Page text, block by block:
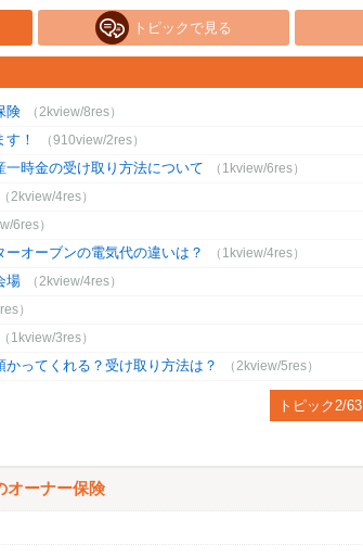
トピックで見る
険 （2kview/8res）
！ （910view/2res）
時金の受け取り方法について （1kview/6res）
（2kview/4res）
6res）
オーブンの電気代の違いは？ （1kview/4res）
場 （2kview/4res）
）
（1kview/3res）
ってくれる？受け取り方法は？ （2kview/5res）
トピック2/63
オーナー保険